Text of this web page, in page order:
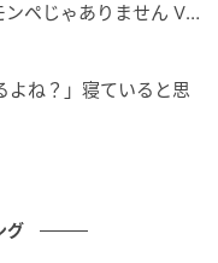
いでしょう。始め
ら学んでいく姿勢
みると、まだまだ
ペじゃありません Vo
ね？」寝ていると思
グ